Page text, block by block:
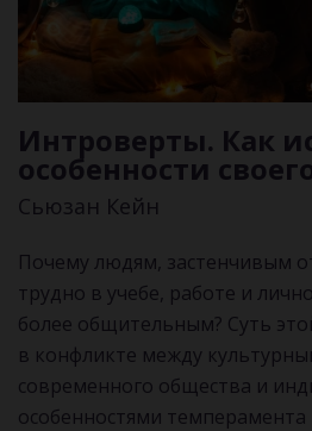
Интроверты. Как
особенности
Сьюзан Кейн
Почему людям, застенчивым
трудно в учебе, работе и
более общительным? Суть
в конфликте между
современного общества и
особенностями темперамента